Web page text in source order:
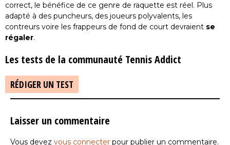
correct, le bénéfice de ce genre de raquette est réel. Plus
adapté à des puncheurs, des joueurs polyvalents, les
contreurs voire les frappeurs de fond de court devraient se
régaler.
Les tests de la communauté Tennis Addict
RÉDIGER UN TEST
Laisser un commentaire
Vous devez vous connecter pour publier un commentaire.